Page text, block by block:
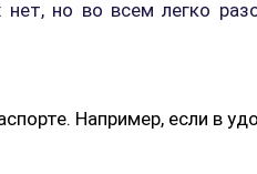
но во всем легко
Например, если в